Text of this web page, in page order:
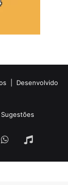
| Desenvolvido
Sugestões
WhatsApp